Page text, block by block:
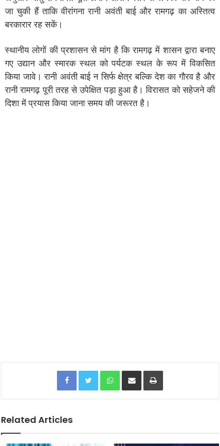
जा चुकी हैं ताकि वीरांगना रानी अवंती बाई और रामगढ़ का अस्तित्व
बरकारार रह सकें।
स्थानीय लोगों की प्रशासन से मांग है कि रामगढ़ में शासन द्वारा बनाए
गए उद्यान और स्मारक स्थल को पर्यटक स्थल के रूप में विकसित
किया जावे। रानी अवंती बाई न सिर्फ क्षेत्र बल्कि देश का गौरव है और
रानी रामगढ़ पूरी तरह से उपेक्षित पड़ा हुआ है। विरासत को सहेजने की
दिशा में प्रयास किया जाना समय की जरूरत है।
Facebook Twitter WhatsApp
Related Articles